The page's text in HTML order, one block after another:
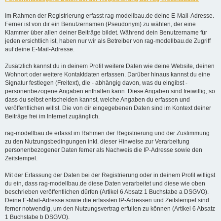
Im Rahmen der Registrierung erfasst rag-modellbau.de deine E-Mail-Adresse.
Ferner ist von dir ein Benutzernamen (Pseudonym) zu wählen, der eine
Klammer über allen deiner Beiträge bildet. Während dein Benutzername für
jeden ersichtlich ist, haben nur wir als Betreiber von rag-modellbau.de Zugriff
auf deine E-Mail-Adresse.
Zusätzlich kannst du in deinem Profil weitere Daten wie deine Website, deinen
Wohnort oder weitere Kontaktdaten erfassen. Darüber hinaus kannst du eine
Signatur festlegen (Freitext), die - abhängig davon, was du eingibst -
personenbezogene Angaben enthalten kann. Diese Angaben sind freiwillig, so
dass du selbst entscheiden kannst, welche Angaben du erfassen und
veröffentlichen willst. Die von dir eingegebenen Daten sind im Kontext deiner
Beiträge frei im Internet zugänglich.
rag-modellbau.de erfasst im Rahmen der Registrierung und der Zustimmung
zu den Nutzungsbedingungen inkl. dieser Hinweise zur Verarbeitung
personenbezogener Daten ferner als Nachweis die IP-Adresse sowie den
Zeitstempel.
Mit der Erfassung der Daten bei der Registrierung oder in deinem Profil willigst
du ein, dass rag-modellbau.de diese Daten verarbeitet und diese wie oben
beschrieben veröffentlichen dürfen (Artikel 6 Absatz 1 Buchstabe a DSGVO).
Deine E-Mail-Adresse sowie die erfassten IP-Adressen und Zeitstempel sind
ferner notwendig, um den Nutzungsvertrag erfüllen zu können (Artikel 6 Absatz
1 Buchstabe b DSGVO).